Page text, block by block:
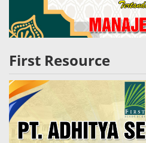
First Resource